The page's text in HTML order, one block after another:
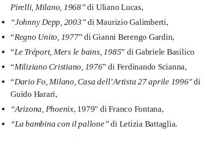
Pirelli, Milano, 1968”di Uliano Lucas,
“Johnny Depp, 2003”di Maurizio Galimberti,
“Regno Unito, 1977” di Gianni Berengo Gardin,
“Le Tréport, Mers le bains, 1985” di Gabriele Basilico
“Miliziano Cristiano, 1976” di Ferdinando Scianna,
“Dario Fo, Milano, Casa dell’Artista 27 aprile 1996″di
Guido Harari,
“Arizona, Phoenix, 1979″ di Franco Fontana,
“La bambina con il pallone”di Letizia Battaglia.